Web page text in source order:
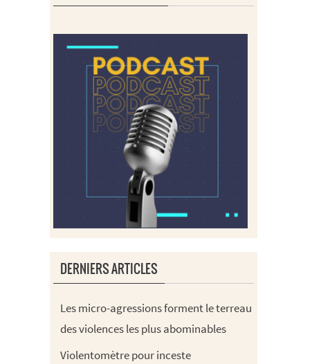
DERNIERS ARTICLES
Les micro-agressions forment le terreau
des violences les plus abominables
Violentomètre pour inceste